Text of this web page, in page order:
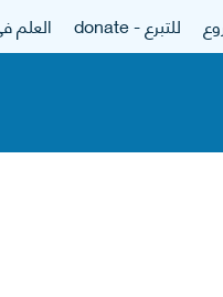
للتبرع - donate العلم